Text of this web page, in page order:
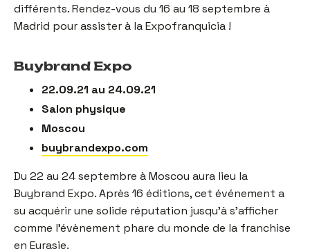
différents. Rendez-vous du 16 au 18 septembre à
Madrid pour assister à la Expofranquicia !
Buybrand Expo
22.09.21 au 24.09.21
Salon physique
Moscou
buybrandexpo.com
Du 22 au 24 septembre à Moscou aura lieu la
Buybrand Expo. Après 16 éditions, cet événement a
su acquérir une solide réputation jusqu’à s’afficher
comme l’évènement phare du monde de la franchise
en Eurasie.